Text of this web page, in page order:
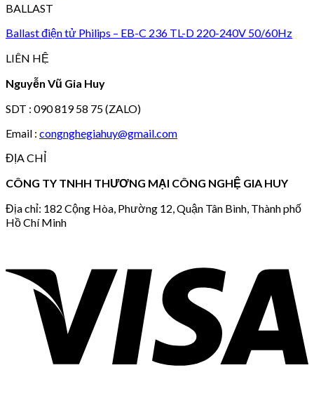
BALLAST
Ballast điện tử Philips – EB-C 236 TL-D 220-240V 50/60Hz
LIÊN HỆ
Nguyễn Vũ Gia Huy
SDT : 090 819 58 75 (ZALO)
Email : congnghegiahuy@gmail.com
ĐỊA CHỈ
CÔNG TY TNHH THƯƠNG MẠI CÔNG NGHỆ GIA HUY
Địa chỉ: 182 Cộng Hòa, Phường 12, Quận Tân Bình, Thành phố
Hồ Chí Minh